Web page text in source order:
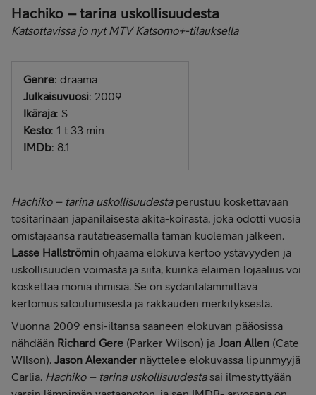
Hachiko – tarina uskollisuudesta
Katsottavissa jo nyt MTV Katsomo+-tilauksella
Genre: draama
Julkaisuvuosi: 2009
Ikäraja: S
Kesto: 1 t 33 min
IMDb: 8.1
Hachiko – tarina uskollisuudestaperustuu koskettavaan
tositarinaan japanilaisesta akita-koirasta, joka odotti vuosia
omistajaansa rautatieasemalla tämän kuoleman jälkeen.
Lasse Hallströmin ohjaama elokuva kertoo ystävyyden ja
uskollisuuden voimasta ja siitä, kuinka eläimen lojaalius voi
koskettaa monia ihmisiä. Se on sydäntälämmittävä
kertomus sitoutumisesta ja rakkauden merkityksestä.
Vuonna 2009 ensi-iltansa saaneen elokuvan pääosissa
nähdään Richard Gere (Parker Wilson) ja Joan Allen (Cate
WIlson). Jason Alexander näyttelee elokuvassa lipunmyyjä
Carlia. Hachiko – tarina uskollisuudestasai ilmestyttyään